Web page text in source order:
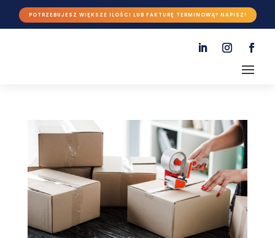
POTRZEBUJESZ WIĘKSZE ILOŚCI LUB FAKTURĘ TERMINOWĄ? NAPISZ!